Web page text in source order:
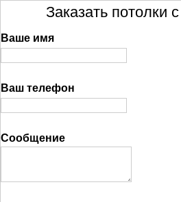
Заказать потолки
Ваше имя
Ваш телефон
Сообщение